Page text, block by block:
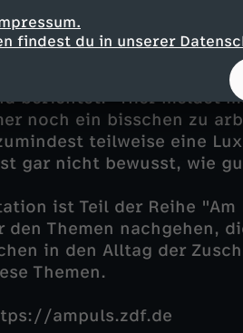
findest du in unserer
im Ausland? In
seit knapp zehn
berichtet: "Hier meldet
noch ein bisschen zu
teilweise eine
gar nicht bewusst, wie
ist Teil der Reihe
den Themen nachgehen,
in den Alltag der
Themen.
ampuls.zdf.de